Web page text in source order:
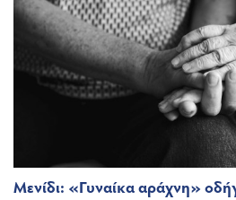
Μενίδι: «Γυναίκα αράχνη»